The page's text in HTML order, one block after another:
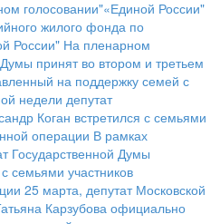
голосовании"«Единой России"
жилого фонда по
России" На пленарном
принят во втором и третьем
на поддержку семей с
недели депутат
Коган встретился с семьями
операции В рамках
Государственной Думы
семьями участников
25 марта, депутат Московской
Карзубова официально